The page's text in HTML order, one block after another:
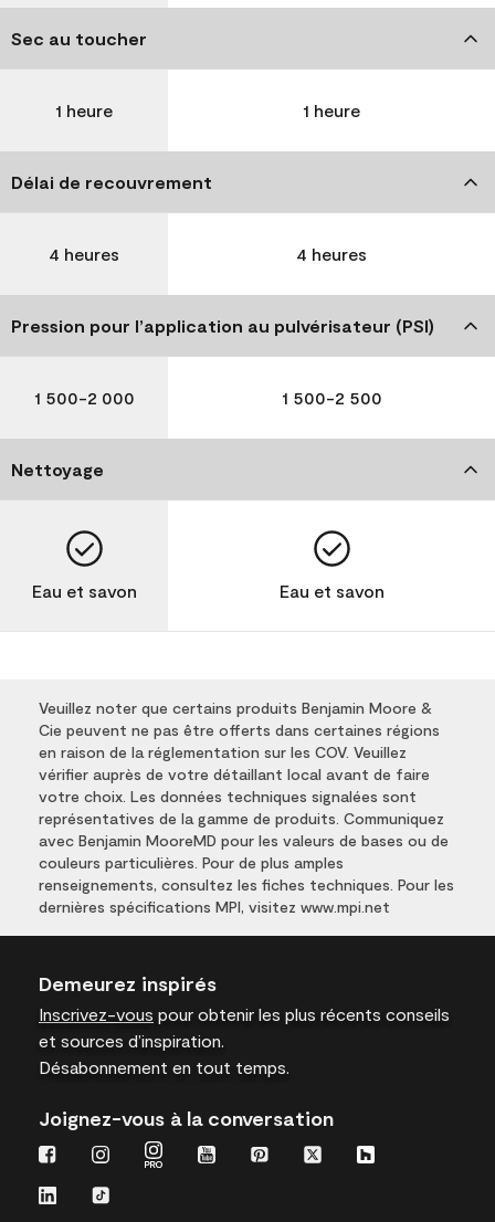
Sec au toucher
1 heure 1 heure
Délai de recouvrement
4 heures 4 heures
Pression pour l’application au pulvérisateur (PSI)
1 500-2 000 1 500-2 500
Nettoyage
Eau et savon Eau et savon
Veuillez noter que certains produits Benjamin Moore &
Cie peuvent ne pas être offerts dans certaines régions
en raison de la réglementation sur les COV. Veuillez
vérifier auprès de votre détaillant local avant de faire
votre choix. Les données techniques signalées sont
représentatives de la gamme de produits. Communiquez
avec Benjamin MooreMD pour les valeurs de bases ou de
couleurs particulières. Pour de plus amples
renseignements, consultez les fiches techniques. Pour les
dernières spécifications MPI, visitez www.mpi.net
Demeurez inspirés
Inscrivez-vous pour obtenir les plus récents conseils
et sources d’inspiration.
Désabonnement en tout temps.
Joignez-vous à la conversation